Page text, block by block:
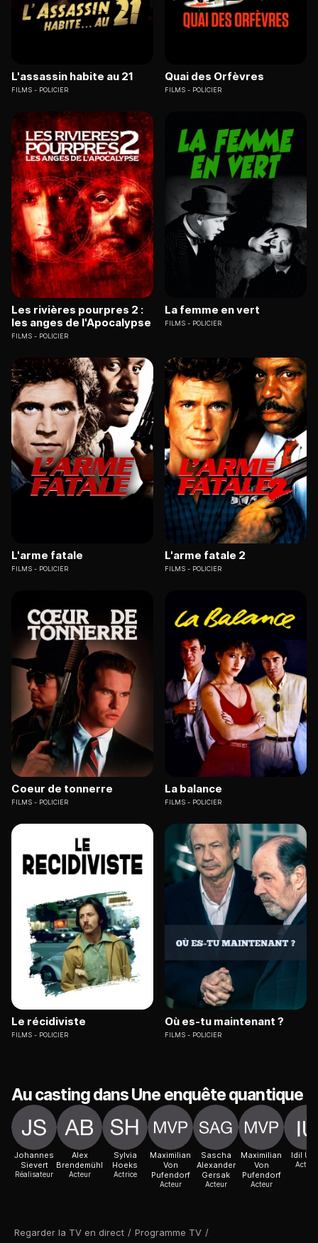
Regarder la TV en direct / Programme TV /
L'assassin habite au 21
FILMS POLICIER
Quai des Orfèvres
FILMS POLICIER
Les rivières pourpres 2 :
les anges de l'Apocalypse
FILMS POLICIER
La femme en vert
FILMS POLICIER
L'arme fatale
FILMS POLICIER
L'arme fatale 2
FILMS POLICIER
Coeur de tonnerre
FILMS POLICIER
La balance
FILMS POLICIER
Le récidiviste
FILMS POLICIER
Où es-tu maintenant ?
FILMS POLICIER
Au casting dans Une enquête quantique
Johannes
Sievert
Réalisateur
Alex
Brendemühl
Acteur
Sylvia
Hoeks
Actrice
Maximilian
Von
Pufendorf
Acteur
Sascha
Alexander
Gersak
Acteur
Maximilian
Von
Pufendorf
Acteur
Idil
Actrice